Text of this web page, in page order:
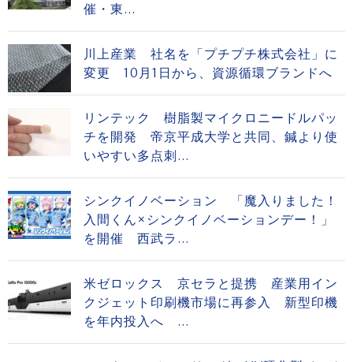
催・東...
川上産業 社名を「プチプチ株式会社」に
変更 10月1日から、資源循環ブランドへ
リンテック 樹脂製マイクロニードルパッ
チを開発 帝京平成大学と共同、鍼より使
いやすい多点刺...
シンクイノベーション 「魔入りました！
入間くん×シンクイノベーションデー！」
を開催 西武ラ...
米ゼロックス 京セラと提携 産業用イン
クジェット印刷機市場に再参入 新型印機
を年内投入へ ...